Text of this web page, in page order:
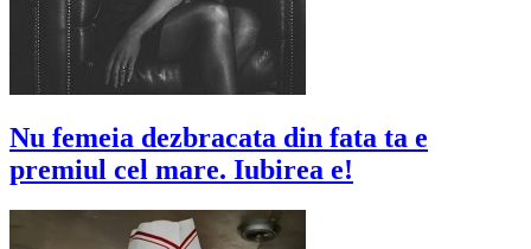
Nu femeia dezbracata din fata ta e
premiul cel mare. Iubirea e!